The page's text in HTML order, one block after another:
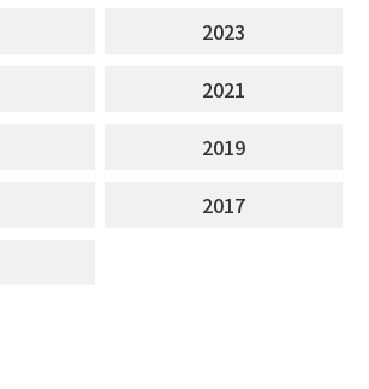
2023
2021
2019
2017